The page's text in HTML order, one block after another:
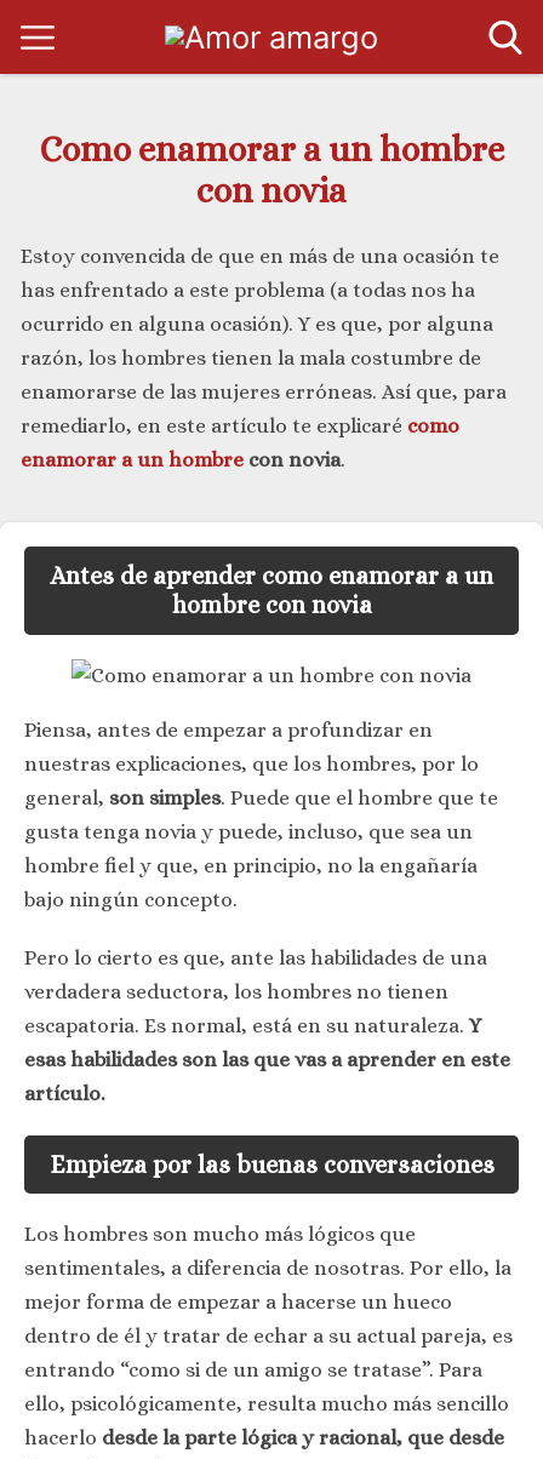
Como enamorar a un hombre
con novia
Estoy convencida de que en más de una ocasión te
has enfrentado a este problema (a todas nos ha
ocurrido en alguna ocasión). Y es que, por alguna
razón, los hombres tienen la mala costumbre de
enamorarse de las mujeres erróneas. Así que, para
remediarlo, en este artículo te explicaré como
enamorar a un hombre con novia.
Antes de aprender como enamorar a un
hombre con novia
Piensa, antes de empezar a profundizar en
nuestras explicaciones, que los hombres, por lo
general, son simples. Puede que el hombre que te
gusta tenga novia y puede, incluso, que sea un
hombre fiel y que, en principio, no la engañaría
bajo ningún concepto.
Pero lo cierto es que, ante las habilidades de una
verdadera seductora, los hombres no tienen
escapatoria. Es normal, está en su naturaleza.Y
esas habilidades son las que vas a aprender en este
artículo.
Empieza por las buenas conversaciones
Los hombres son mucho más lógicos que
sentimentales, a diferencia de nosotras. Por ello, la
mejor forma de empezar a hacerse un hueco
dentro de él y tratar de echar a su actual pareja, es
entrando “como si de un amigo se tratase”. Para
ello, psicológicamente, resulta mucho más sencillo
hacerlo desde la parte lógica y racional, que desde